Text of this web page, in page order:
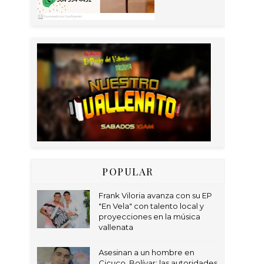
POPULAR
Frank Viloria avanza con su EP
"En Vela" con talento local y
proyecciones en la música
vallenata
Asesinan a un hombre en